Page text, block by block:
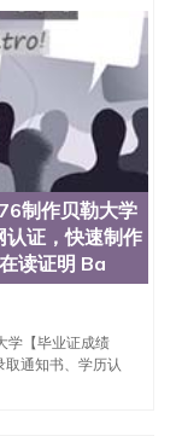
State
State
Jose State
Jose State
Jose State
State
State
State
State
Jose State
Jose State
Jose State
Jose State
Jose State
Jose State
Jose State
Jose
制作贝勒大学
认证，快速制作
读证明 Ba
学【毕业证成绩
通知书、学历认